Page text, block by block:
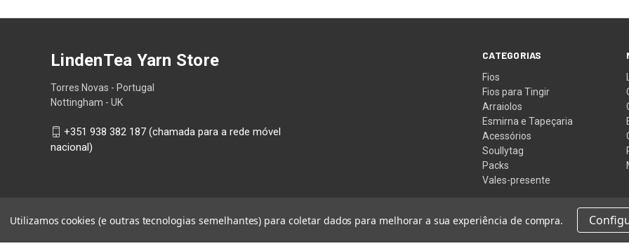
CATEGORIAS
Fios
Fios para Tingir
Arraiolos
Esmirna e Tapeçaria
Acessórios
Soullytag
Packs
Vales-presente
LindenTea Yarn Store
Torres Novas - Portugal
Nottingham - UK
+351 938 382 187 (chamada para a rede móvel
nacional)
Utilizamos cookies (e outras tecnologias semelhantes) para coletar dados para melhorar a sua experiência de compra.